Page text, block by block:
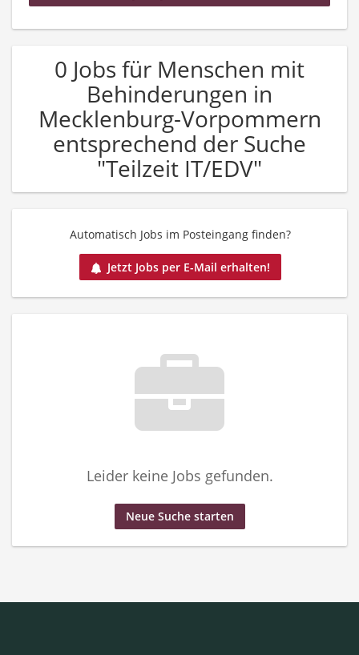
0 Jobs für Menschen mit
Behinderungen in
Mecklenburg-Vorpommern
entsprechend der Suche
"Teilzeit IT/EDV"
Automatisch Jobs im Posteingang finden?
Jetzt Jobs per E-Mail erhalten!
Leider keine Jobs gefunden.
Neue Suche starten